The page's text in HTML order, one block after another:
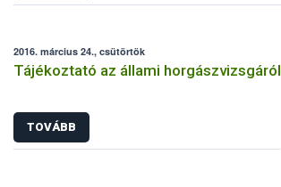
2016. március 24., csütörtök
Tájékoztató az állami horgászvizsgáról
TOVÁBB